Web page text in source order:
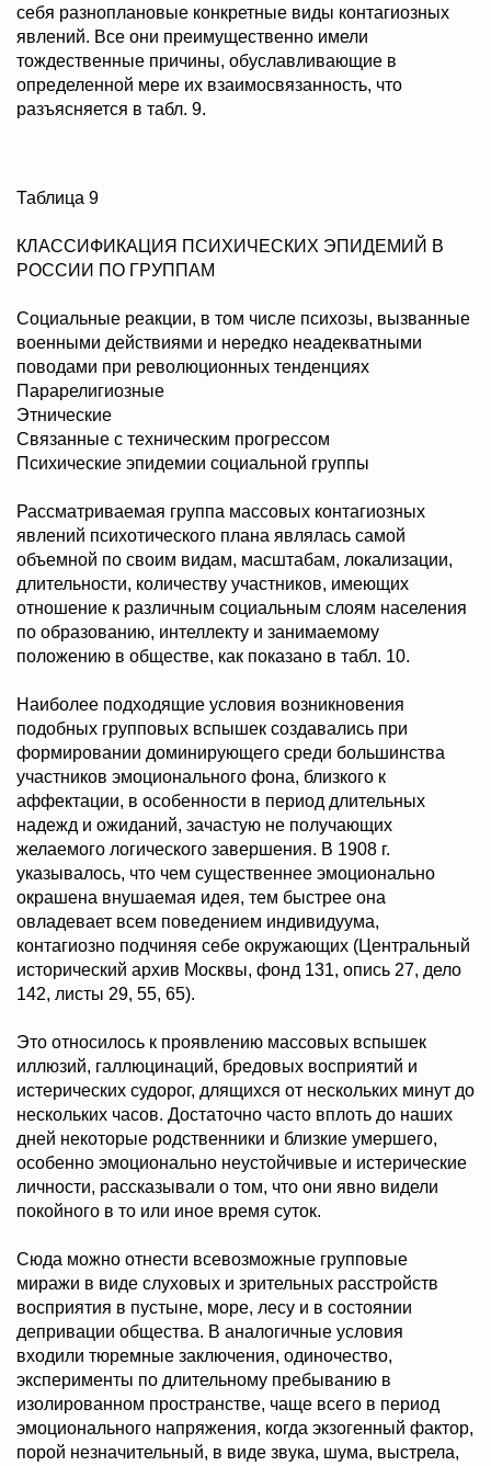
себя разноплановые конкретные виды контагиозных
явлений. Все они преимущественно имели
тождественные причины, обуславливающие в
определенной мере их взаимосвязанность, что
разъясняется в табл. 9.
Таблица 9
КЛАССИФИКАЦИЯ ПСИХИЧЕСКИХ ЭПИДЕМИЙ В
РОССИИ ПО ГРУППАМ
Социальные реакции, в том числе психозы, вызванные
военными действиями и нередко неадекватными
поводами при революционных тенденциях
Парарелигиозные
Этнические
Связанные с техническим прогрессом
Психические эпидемии социальной группы
Рассматриваемая группа массовых контагиозных
явлений психотического плана являлась самой
объемной по своим видам, масштабам, локализации,
длительности, количеству участников, имеющих
отношение к различным социальным слоям населения
по образованию, интеллекту и занимаемому
положению в обществе, как показано в табл. 10.
Наиболее подходящие условия возникновения
подобных групповых вспышек создавались при
формировании доминирующего среди большинства
участников эмоционального фона, близкого к
аффектации, в особенности в период длительных
надежд и ожиданий, зачастую не получающих
желаемого логического завершения. В 1908 г.
указывалось, что чем существеннее эмоционально
окрашена внушаемая идея, тем быстрее она
овладевает всем поведением индивидуума,
контагиозно подчиняя себе окружающих (Центральный
исторический архив Москвы, фонд 131, опись 27, дело
142, листы 29, 55, 65).
Это относилось к проявлению массовых вспышек
иллюзий, галлюцинаций, бредовых восприятий и
истерических судорог, длящихся от нескольких минут до
нескольких часов. Достаточно часто вплоть до наших
дней некоторые родственники и близкие умершего,
особенно эмоционально неустойчивые и истерические
личности, рассказывали о том, что они явно видели
покойного в то или иное время суток.
Сюда можно отнести всевозможные групповые
миражи в виде слуховых и зрительных расстройств
восприятия в пустыне, море, лесу и в состоянии
депривации общества. В аналогичные условия
входили тюремные заключения, одиночество,
эксперименты по длительному пребыванию в
изолированном пространстве, чаще всего в период
эмоционального напряжения, когда экзогенный фактор,
порой незначительный, в виде звука, шума, выстрела,